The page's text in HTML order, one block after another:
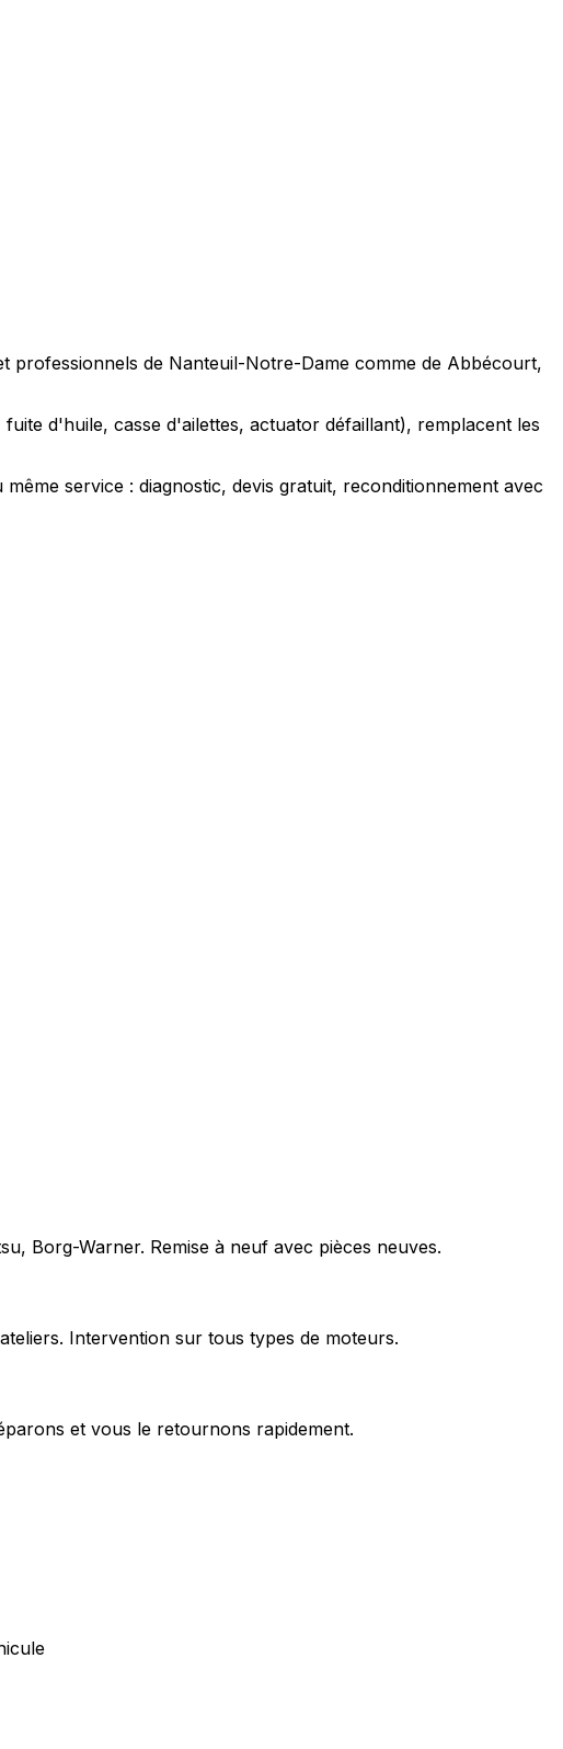
de Nanteuil-Notre-Dame comme de Abbécourt,
d'huile, casse d'ailettes, actuator défaillant), remplacent les
service : diagnostic, devis gratuit, reconditionnement avec
Borg-Warner. Remise à neuf avec pièces neuves.
Intervention sur tous types de moteurs.
et vous le retournons rapidement.